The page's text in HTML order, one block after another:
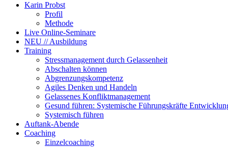
Karin Probst
Profil
Methode
Live Online-Seminare
NEU // Ausbildung
Training
Stressmanagement durch Gelassenheit
Abschalten können
Abgrenzungskompetenz
Agiles Denken und Handeln
Gelassenes Konfliktmanagement
Gesund führen: Systemische Führungskräfte
Systemisch führen
Auftank-Abende
Coaching
Einzelcoaching